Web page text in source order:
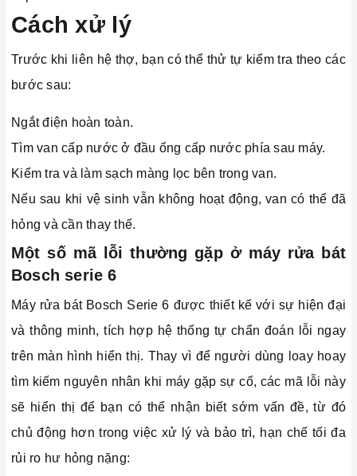
Cách xử lý
Trước khi liên hệ thợ, bạn có thể thử tự kiểm tra theo các
bước sau:
Ngắt điện hoàn toàn.
Tìm van cấp nước ở đầu ống cấp nước phía sau máy.
Kiểm tra và làm sạch màng lọc bên trong van.
Nếu sau khi vệ sinh vẫn không hoạt động, van có thể đã
hỏng và cần thay thế.
Một số mã lỗi thường gặp ở máy rửa bát
Bosch serie 6
Máy rửa bát Bosch Serie 6 được thiết kế với sự hiện đại
và thông minh, tích hợp hệ thống tự chẩn đoán lỗi ngay
trên màn hình hiển thị. Thay vì để người dùng loay hoay
tìm kiếm nguyên nhân khi máy gặp sự cố, các mã lỗi này
sẽ hiển thị để bạn có thể nhận biết sớm vấn đề, từ đó
chủ động hơn trong việc xử lý và bảo trì, hạn chế tối đa
rủi ro hư hỏng nặng: